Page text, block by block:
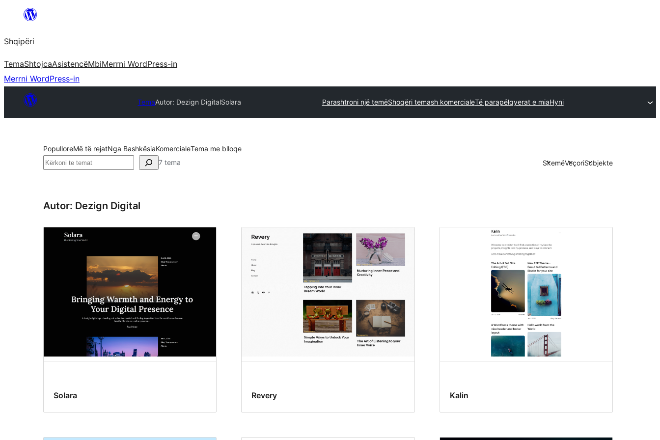
Hidhu
lënda
Shqipëri
TemaShtojcaAsistencëMbiMerrni WordPress-in
Merrni WordPress-in
TemaAutor: Dezign DigitalSolara Parashtroni një temëShoqëri temash komercialeTë parapëlqyerat e miaHyni
PopulloreMë të rejatNga BashkësiaKomercialeTema me blloqe
Kërko 7 tema SkemëVeçoriSubjekte
Autor: Dezign Digital
Solara Revery Kalin